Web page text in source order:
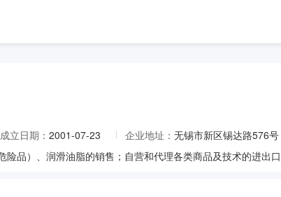
成立日期： 2001-07-23 企业地址： 无锡市新区锡达路576号